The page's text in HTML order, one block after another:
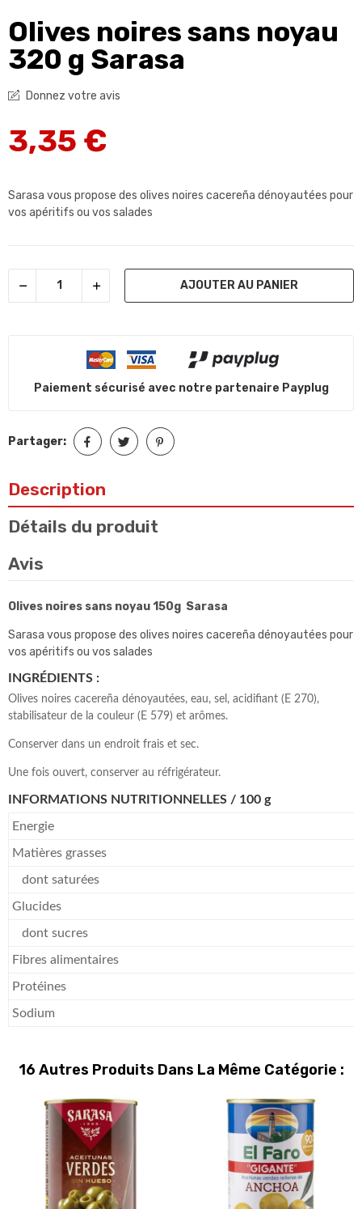
Olives noires sans noyau
320 g Sarasa
Donnez votre avis
3,35 €
Sarasa vous propose des olives noires cacereña dénoyautées pour
vos apéritifs ou vos salades
AJOUTER AU PANIER
Paiement sécurisé avec notre partenaire Payplug
Partager:
Description
Détails du produit
Avis
Olives noires sans noyau 150g Sarasa
Sarasa vous propose des olives noires cacereña dénoyautées pour
vos apéritifs ou vos salades
INGRÉDIENTS :
Olives noires cacereña dénoyautées, eau, sel, acidifiant (E 270),
stabilisateur de la couleur (E 579) et arômes.
Conserver dans un endroit frais et sec.
Une fois ouvert, conserver au réfrigérateur.
INFORMATIONS NUTRITIONNELLES / 100 g
Energie
Matières grasses
dont saturées
Glucides
dont sucres
Fibres alimentaires
Protéines
Sodium
16 Autres Produits Dans La Même Catégorie :